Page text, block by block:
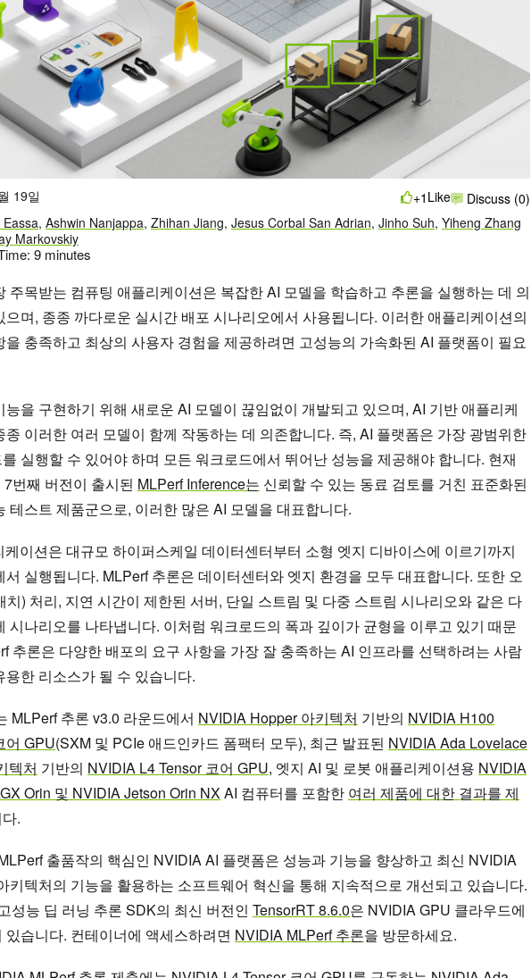
19일
, Ashwin Nanjappa, Zhihan Jiang, Jesus Corbal San Adrian, Jinho Suh, Yiheng Zhang
Markovskiy
+1 Like Discuss (0)
9 minutes
주목받는 컴퓨팅 애플리케이션은 복잡한 AI 모델을 학습하고 추론을 실행하는 데 의
으며, 종종 까다로운 실시간 배포 시나리오에서 사용됩니다. 이러한 애플리케이션의
을 충족하고 최상의 사용자 경험을 제공하려면 고성능의 가속화된 AI 플랫폼이 필요
능을 구현하기 위해 새로운 AI 모델이 끊임없이 개발되고 있으며, AI 기반 애플리케
종 이러한 여러 모델이 함께 작동하는 데 의존합니다. 즉, AI 플랫폼은 가장 광범위한
실행할 수 있어야 하며 모든 워크로드에서 뛰어난 성능을 제공해야 합니다. 현재
번째 버전이 출시된 MLPerf Inference는 신뢰할 수 있는 동료 검토를 거친 표준화된
테스트 제품군으로, 이러한 많은 AI 모델을 대표합니다.
케이션은 대규모 하이퍼스케일 데이터센터부터 소형 엣지 디바이스에 이르기까지
서 실행됩니다. MLPerf 추론은 데이터센터와 엣지 환경을 모두 대표합니다. 또한 오
치) 처리, 지연 시간이 제한된 서버, 단일 스트림 및 다중 스트림 시나리오와 같은 다
시나리오를 나타냅니다. 이처럼 워크로드의 폭과 깊이가 균형을 이루고 있기 때문
추론은 다양한 배포의 요구 사항을 가장 잘 충족하는 AI 인프라를 선택하려는 사람
용한 리소스가 될 수 있습니다.
MLPerf 추론 v3.0 라운드에서 NVIDIA Hopper 아키텍처 기반의 NVIDIA H100
어 GPU(SXM 및 PCIe 애드인카드 폼팩터 모두), 최근 발표된 NVIDIA Ada Lovelace
텍처 기반의 NVIDIA L4 Tensor 코어 GPU, 엣지 AI 및 로봇 애플리케이션용 NVIDIA
Orin 및 NVIDIA Jetson Orin NXAI 컴퓨터를 포함한 여러 제품에 대한 결과를 제
.
출품작의 핵심인 NVIDIA AI 플랫폼은 성능과 기능을 향상하고 최신 NVIDIA
키텍처의 기능을 활용하는 소프트웨어 혁신을 통해 지속적으로 개선되고 있습니다.
성능 딥 러닝 추론 SDK의 최신 버전인 TensorRT 8.6.0은 NVIDIA GPU 클라우드에
있습니다. 컨테이너에 액세스하려면 NVIDIA MLPerf 추론을 방문하세요.